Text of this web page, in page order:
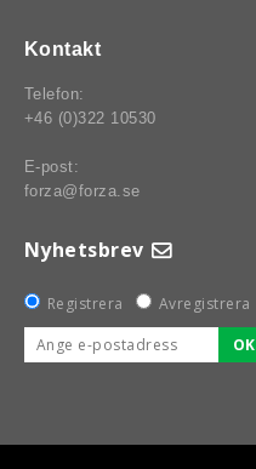
Kontakt
Telefon:
+46 (0)322 10530
E-post:
forza@forza.se
Nyhetsbrev
Registrera
Avregistrera
OK